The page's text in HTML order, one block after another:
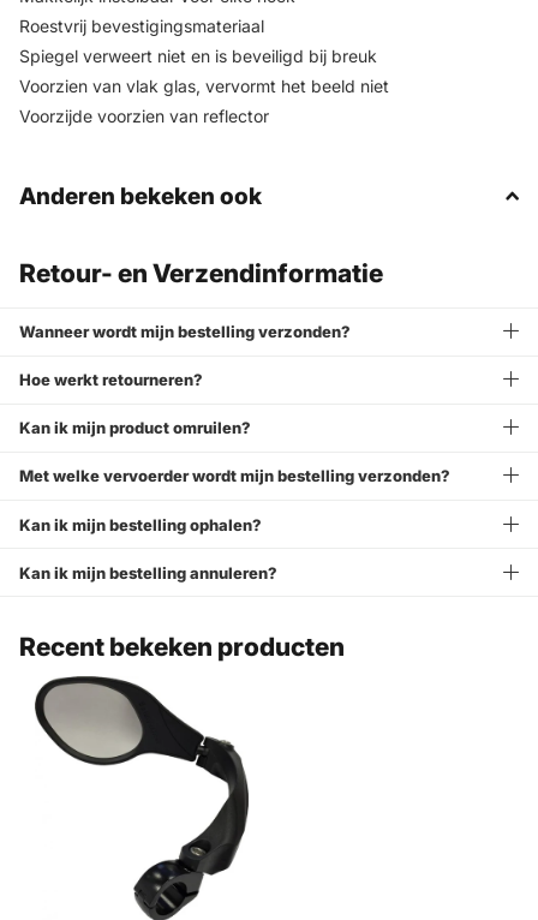
Roestvrij bevestigingsmateriaal
Spiegel verweert niet en is beveiligd bij breuk
Voorzien van vlak glas, vervormt het beeld niet
Voorzijde voorzien van reflector
Anderen bekeken ook
Retour- en Verzendinformatie
Wanneer wordt mijn bestelling verzonden?
Hoe werkt retourneren?
Kan ik mijn product omruilen?
Met welke vervoerder wordt mijn bestelling verzonden?
Kan ik mijn bestelling ophalen?
Kan ik mijn bestelling annuleren?
Recent bekeken producten